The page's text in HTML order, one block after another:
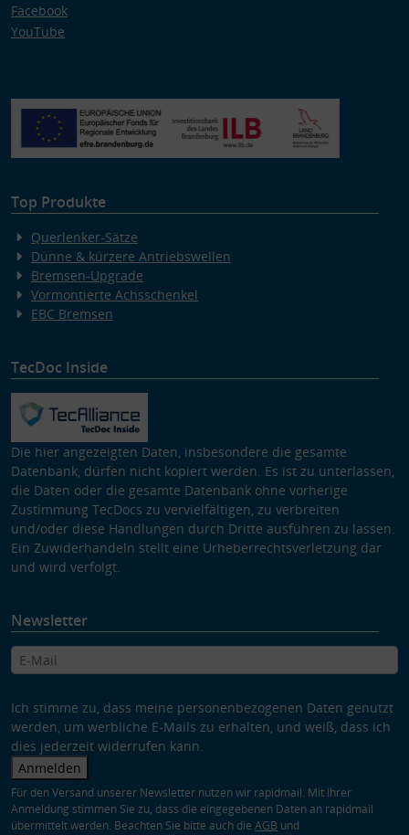
Facebook
YouTube
Top Produkte
Querlenker-Sätze
Dünne & kürzere Antriebswellen
Bremsen-Upgrade
Vormontierte Achsschenkel
EBC Bremsen
TecDoc Inside
Die hier angezeigten Daten, insbesondere die gesamte
Datenbank, dürfen nicht kopiert werden. Es ist zu unterlassen,
die Daten oder die gesamte Datenbank ohne vorherige
Zustimmung TecDocs zu vervielfältigen, zu verbreiten
und/oder diese Handlungen durch Dritte ausführen zu lassen.
Ein Zuwiderhandeln stellt eine Urheberrechtsverletzung dar
und wird verfolgt.
Newsletter
Ich stimme zu, dass meine personenbezogenen Daten genutzt
werden, um werbliche E-Mails zu erhalten, und weiß, dass ich
dies jederzeit widerrufen kann.
Anmelden
Für den Versand unserer Newsletter nutzen wir rapidmail. Mit Ihrer
Anmeldung stimmen Sie zu, dass die eingegebenen Daten an rapidmail
übermittelt werden. Beachten Sie bitte auch die AGB und